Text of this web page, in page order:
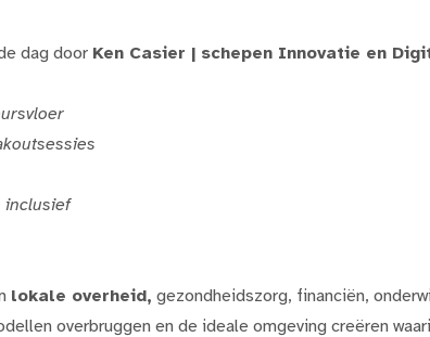
dag door Ken Casier | schepen Innovatie en
inclusief
lokale overheid, gezondheidszorg, financiën,
overbruggen en de ideale omgeving creëren